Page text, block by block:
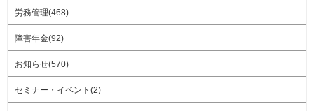
労務管理(468)
障害年金(92)
お知らせ(570)
セミナー・イベント(2)